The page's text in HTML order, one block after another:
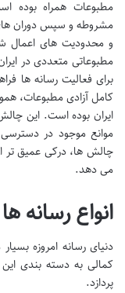
مطبوعات همراه بوده
مشروطه و سپس دوران
و محدودیت های اعمال
مطبوعاتی متعددی در
برای فعالیت رسانه ها
کامل آزادی مطبوعات،
ایران بوده است. این
موانع موجود در
چالش ها، درکی عمیق تر
می دهد.
انواع رسانه
دنیای رسانه امروزه
کمالی به دسته بندی
پردازد.